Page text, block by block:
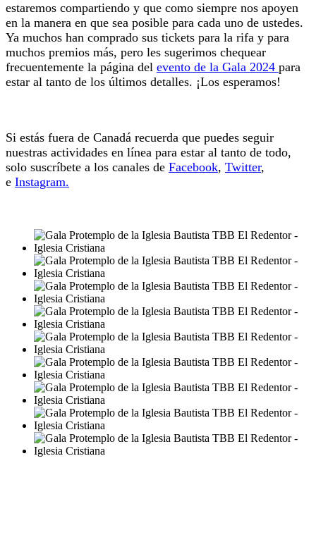
estaremos compartiendo y que como siempre nos apoyen
en la manera en que sea posible para cada uno de ustedes.
Ya muchos han comprado sus tickets para la rifa y para
muchos premios más, pero les sugerimos chequear
frecuentemente la página del evento de la Gala 2024 para
estar al tanto de los últimos detalles. ¡Los esperamos!
Si estás fuera de Canadá recuerda que puedes seguir
nuestras actividades en línea para estar al tanto de todo,
solo suscríbete a los canales de Facebook, Twitter,
e Instagram.